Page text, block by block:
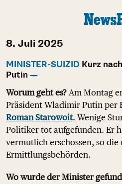
8. Juli 2025
MINISTER-SUIZID Kurz
Putin
Worum geht es? Am Montag
Präsident Wladimir Putin per
Roman Starowoit. Wenige
Politiker tot aufgefunden. Er
vermutlich erschossen, so die
Ermittlungsbehörden.
Wo wurde der Minister